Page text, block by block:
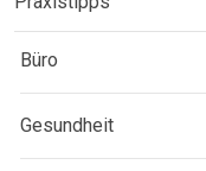
Büro
Gesundheit